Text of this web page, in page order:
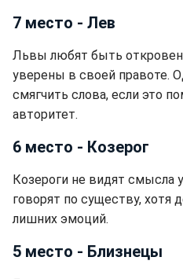
7 место - Лев
Львы любят быть
уверены в своей правоте.
смягчить слова, если это
авторитет.
6 место - Козерог
Козероги не видят смысла
говорят по существу, хотя
лишних эмоций.
5 место - Близнецы